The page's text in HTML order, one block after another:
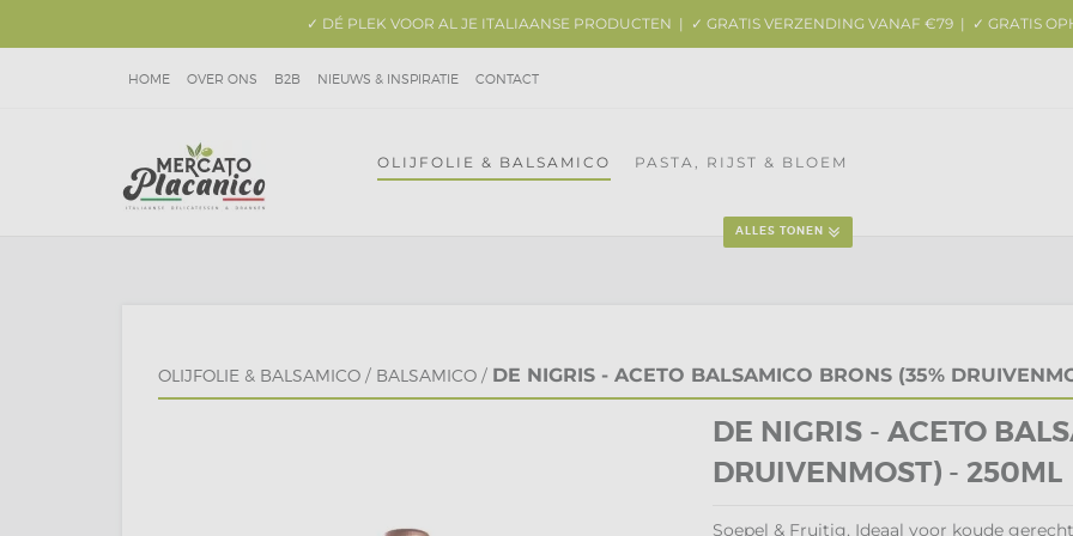
✓ DÉ PLEK VOOR AL JE ITALIAANSE PRODUCTEN | ✓ GRATIS VERZENDING VANAF €79 | ✓ GRATIS
HOME OVER ONS B2B NIEUWS & INSPIRATIE CONTACT
OLIJFOLIE & BALSAMICO PASTA, RIJST & BLOEM
ALLES TONEN
OLIJFOLIE & BALSAMICO / BALSAMICO / DE NIGRIS - ACETO BALSAMICO BRONS (35%
DE NIGRIS - ACETO
DRUIVENMOST) - 250ML
Soepel & Fruitig, Ideaal voor koude